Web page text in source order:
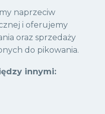
naprzeciw
i oferujemy
oraz sprzedaży
do pikowania.
innymi: